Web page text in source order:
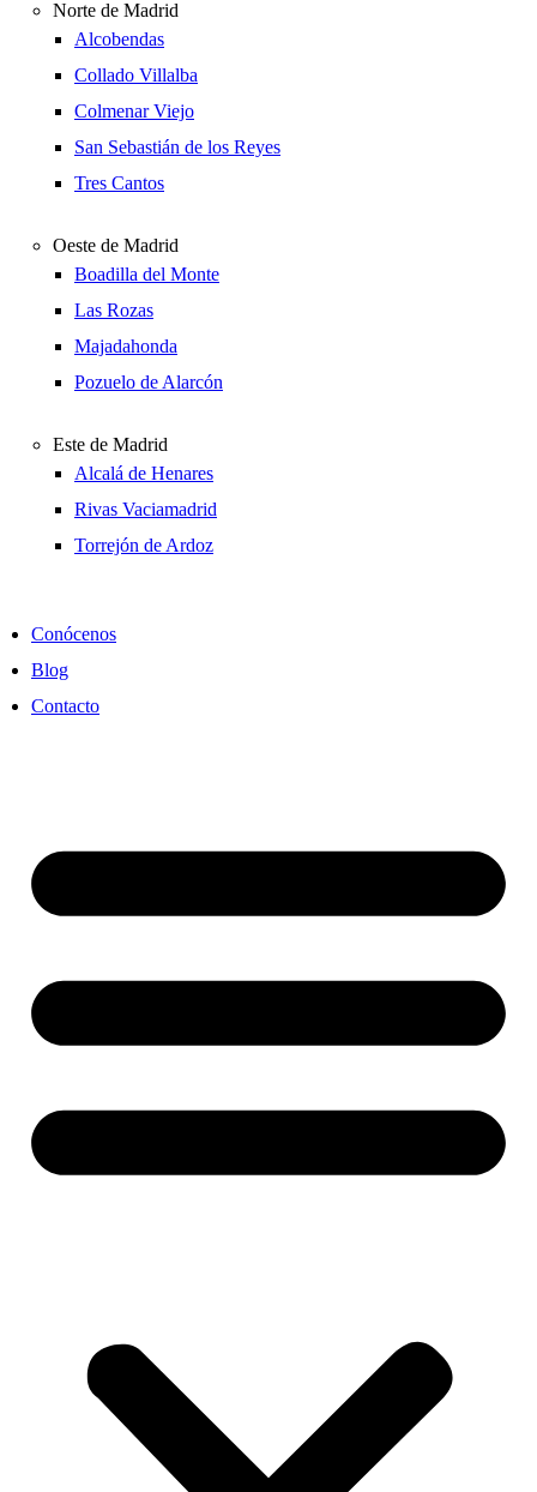
Norte de Madrid
Alcobendas
Collado Villalba
Colmenar Viejo
San Sebastián de los Reyes
Tres Cantos
Oeste de Madrid
Boadilla del Monte
Las Rozas
Majadahonda
Pozuelo de Alarcón
Este de Madrid
Alcalá de Henares
Rivas Vaciamadrid
Torrejón de Ardoz
Conócenos
Blog
Contacto